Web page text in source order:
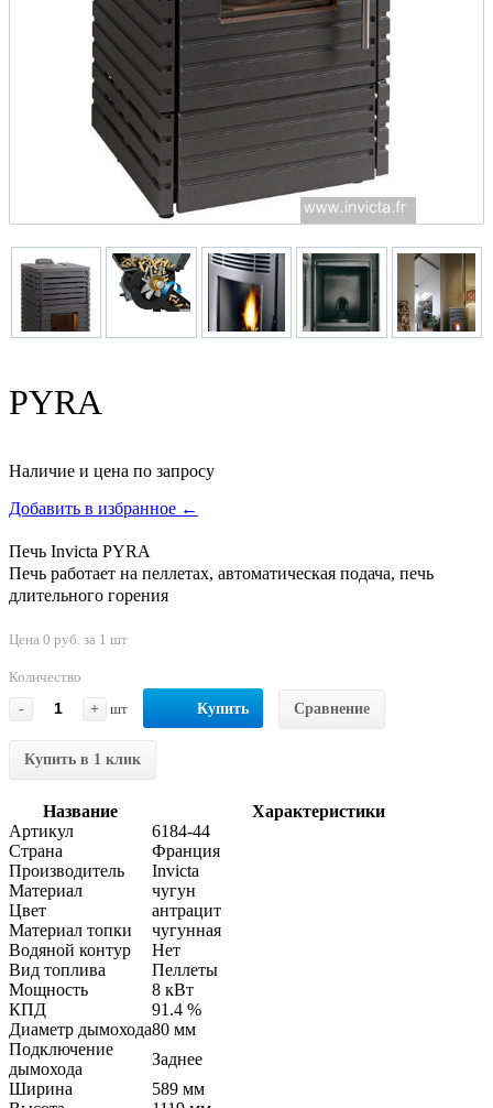
PYRA
Наличие и цена по запросу
Добавить в избранное ←
Печь Invicta PYRA
Печь работает на пеллетах, автоматическая подача, печь
длительного горения
Цена 0 руб. за 1 шт
Количество
-
+ шт Купить Сравнение
Купить в 1 клик
Название
Характеристики
Артикул
6184-44
Страна
Франция
Производитель
Invicta
Материал
чугун
Цвет
антрацит
Материал топки
чугунная
Водяной контур
Нет
Вид топлива
Пеллеты
Мощность
8 кВт
КПД
91.4 %
Диаметр дымохода80 мм
Подключение
дымохода
Заднее
Ширина
589 мм